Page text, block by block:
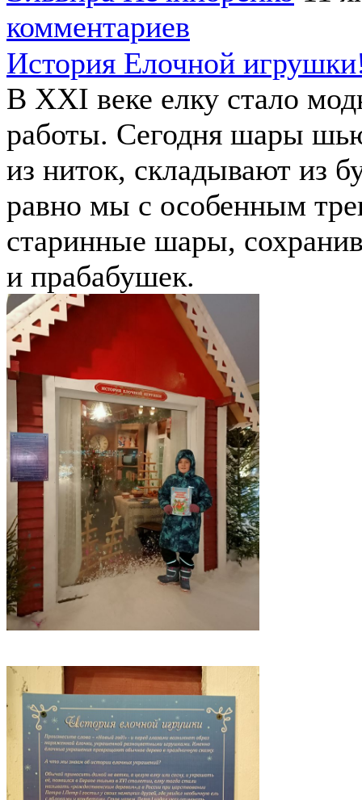
комментариев
История Елочной
В XXI веке елку стало
работы. Сегодня шары
из ниток, складывают из
равно мы с особенным
старинные шары,
и прабабушек.